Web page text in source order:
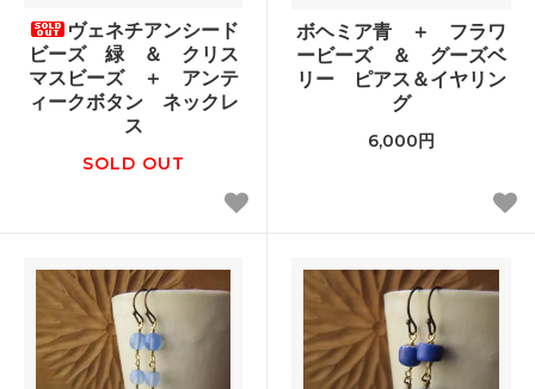
ヴェネチアンシード
ビーズ 緑 ＆ クリス
マスビーズ ＋ アンテ
ィークボタン ネックレ
ス
SOLD OUT
ボヘミア青 ＋ フラワ
ービーズ ＆ グーズベ
リー ピアス＆イヤリン
グ
6,000円